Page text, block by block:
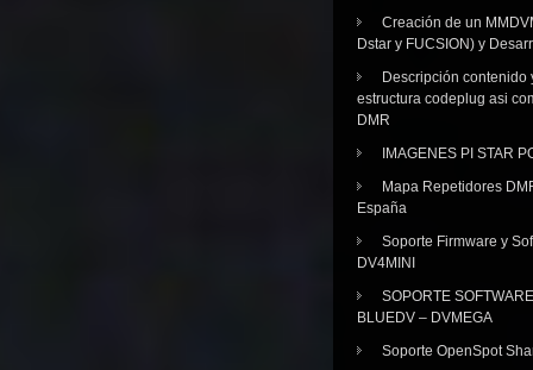
Creación de un
Dstar y FUCSION) y
Descripción contenido
estructura codeplug asi
DMR
IMAGENES PI STAR
Mapa Repetidores
España
Soporte Firmware y
DV4MINI
SOPORTE SOFTWARE
BLUEDV – DVMEGA
Soporte OpenSpot